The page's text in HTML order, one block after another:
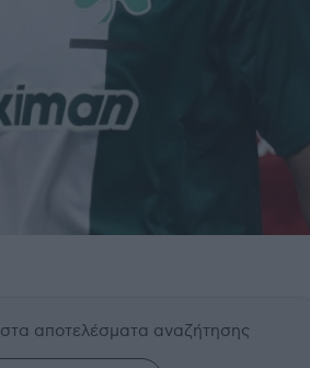
στα αποτελέσματα αναζήτησης